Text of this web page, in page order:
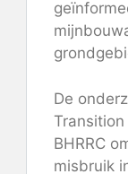
De
BHRRC
misbruik